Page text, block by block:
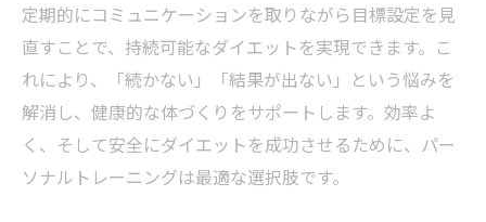
定期的にコミュニケーションを取りながら目標設定を見
直すことで、持続可能なダイエットを実現できます。こ
れにより、「続かない」「結果が出ない」という悩みを
解消し、健康的な体づくりをサポートします。効率よ
く、そして安全にダイエットを成功させるために、パー
ソナルトレーニングは最適な選択肢です。